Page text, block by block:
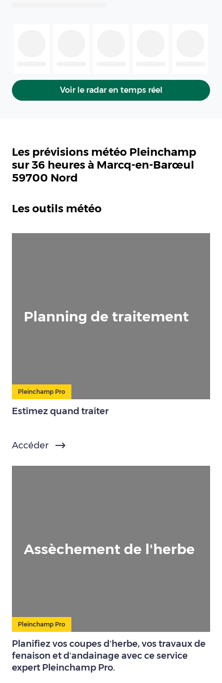
Voir le radar en temps réel
Les prévisions météo Pleinchamp
sur 36 heures à Marcq-en-Barœul
59700 Nord
Les outils météo
Planning de traitement
Pleinchamp Pro
Estimez quand traiter
Accéder
Assèchement de l'herbe
Pleinchamp Pro
Planifiez vos coupes d’herbe, vos travaux de
fenaison et d’andainage avec ce service
expert Pleinchamp Pro.